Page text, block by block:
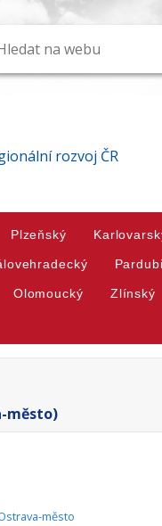
rozvoj ČR
Plzeňský
Olomoucký Zlínský
město)
město